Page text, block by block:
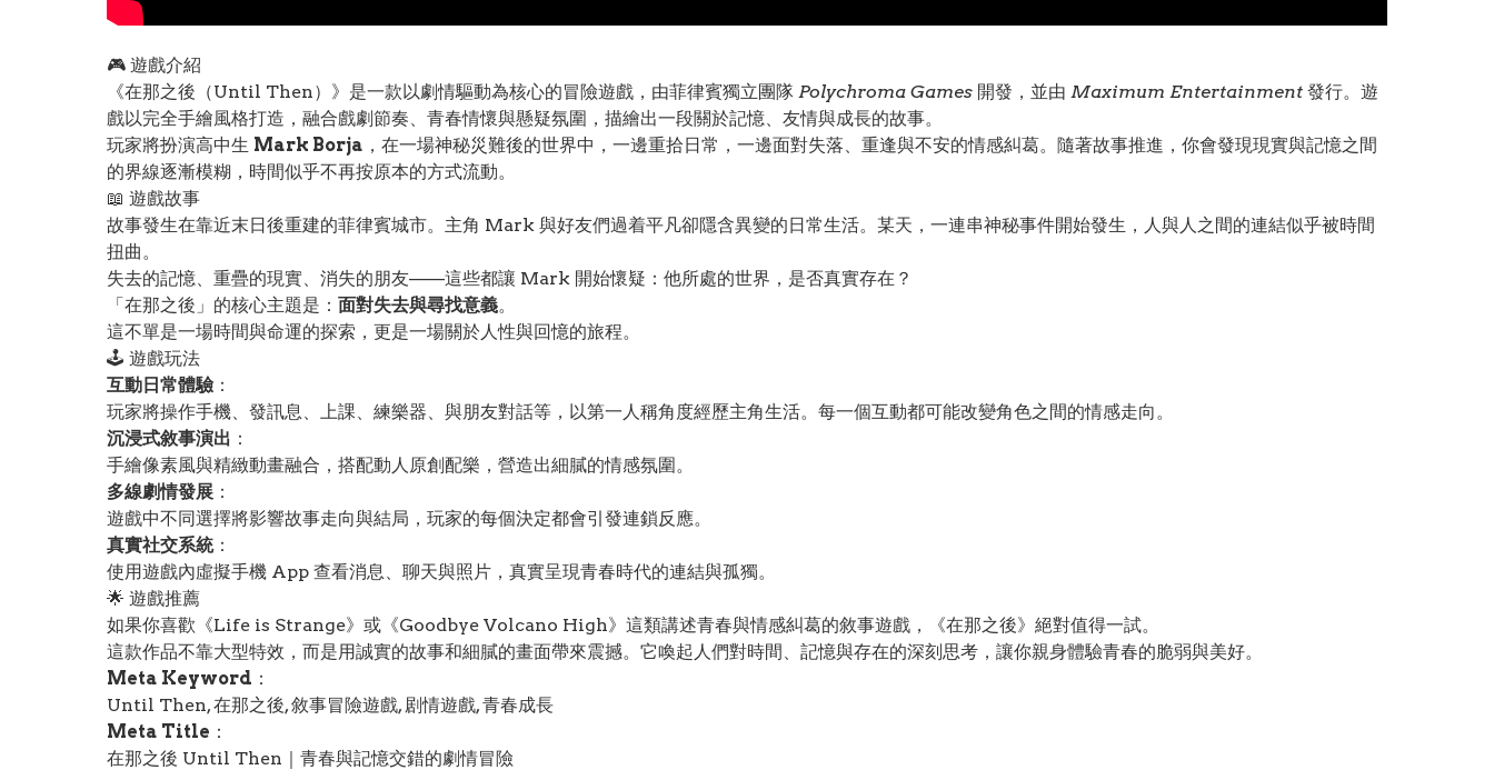
🎮 遊戲介紹
《在那之後（Until Then）》是一款以劇情驅動為核心的冒險遊戲，由菲律賓獨立團隊 Polychroma Games 開發，並由 Maximum Entertainment 發行。遊
戲以完全手繪風格打造，融合戲劇節奏、青春情懷與懸疑氛圍，描繪出一段關於記憶、友情與成長的故事。
玩家將扮演高中生 Mark Borja ，在一場神秘災難後的世界中，一邊重拾日常，一邊面對失落、重逢與不安的情感糾葛。隨著故事推進，你會發現現實與記憶之間
的界線逐漸模糊，時間似乎不再按原本的方式流動。
📖 遊戲故事
故事發生在靠近末日後重建的菲律賓城市。主角 Mark 與好友們過着平凡卻隱含異變的日常生活。某天，一連串神秘事件開始發生，人與人之間的連結似乎被時間
扭曲。
失去的記憶、重疊的現實、消失的朋友——這些都讓 Mark 開始懷疑：他所處的世界，是否真實存在？
「在那之後」的核心主題是： 面對失去與尋找意義。
這不單是一場時間與命運的探索，更是一場關於人性與回憶的旅程。
🕹️ 遊戲玩法
互動日常體驗 ：
玩家將操作手機、發訊息、上課、練樂器、與朋友對話等，以第一人稱角度經歷主角生活。每一個互動都可能改變角色之間的情感走向。
沉浸式敘事演出 ：
手繪像素風與精緻動畫融合，搭配動人原創配樂，營造出細膩的情感氛圍。
多線劇情發展 ：
遊戲中不同選擇將影響故事走向與結局，玩家的每個決定都會引發連鎖反應。
真實社交系統：
使用遊戲內虛擬手機 App 查看消息、聊天與照片，真實呈現青春時代的連結與孤獨。
🌟 遊戲推薦
如果你喜歡《Life is Strange》或《Goodbye Volcano High》這類講述青春與情感糾葛的敘事遊戲，《在那之後》絕對值得一試。
這款作品不靠大型特效，而是用誠實的故事和細膩的畫面帶來震撼。它喚起人們對時間、記憶與存在的深刻思考，讓你親身體驗青春的脆弱與美好。
Meta Keyword ：
Until Then, 在那之後, 敘事冒險遊戲, 剧情遊戲, 青春成長
Meta Title ：
在那之後 Until Then｜青春與記憶交錯的劇情冒險